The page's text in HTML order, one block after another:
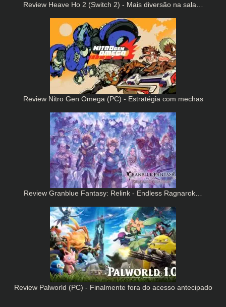
Review Heave Ho 2 (Switch 2) - Mais diversão na sala…
Review Nitro Gen Omega (PC) - Estratégia com mechas
Review Granblue Fantasy: Relink - Endless Ragnarok…
Review Palworld (PC) - Finalmente fora do acesso antecipado